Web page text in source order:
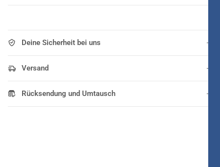
Deine Sicherheit bei uns
Versand
Rücksendung und Umtausch